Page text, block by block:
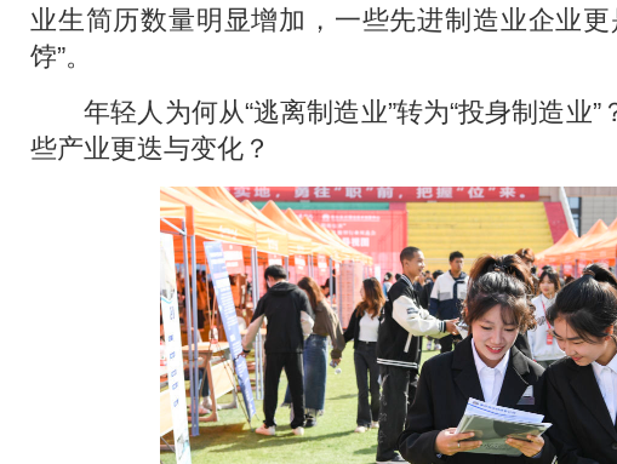
业生简历数量明显增加，一些先进制造业企业
饽”。
年轻人为何从“逃离制造业”转为“投身制造业
些产业更迭与变化？